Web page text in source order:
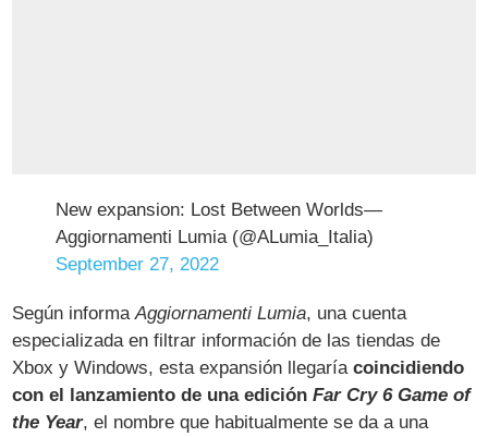
New expansion: Lost Between Worlds—
Aggiornamenti Lumia (@ALumia_Italia)
September 27, 2022
Según informaAggiornamenti Lumia, una cuenta
especializada en filtrar información de las tiendas de
Xbox y Windows, esta expansión llegaríacoincidiendo
con el lanzamiento de una ediciónFar Cry 6 Game of
the Year, el nombre que habitualmente se da a una